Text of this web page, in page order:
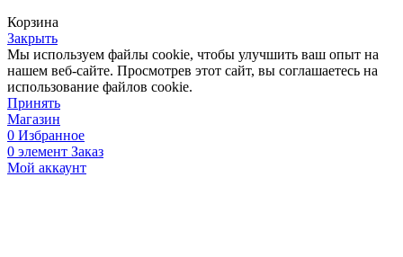
Корзина
Закрыть
Мы используем файлы cookie, чтобы улучшить ваш опыт на
нашем веб-сайте. Просмотрев этот сайт, вы соглашаетесь на
использование файлов cookie.
Принять
Магазин
0 Избранное
0 элемент Заказ
Мой аккаунт